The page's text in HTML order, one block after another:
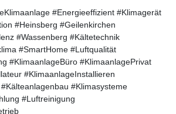
#Energieeffizient #Klimagerät
#Heinsberg #Geilenkirchen
#Wassenberg #Kältetechnik
#SmartHome #Luftqualität
#KlimaanlageBüro #KlimaanlagePrivat
#KlimaanlageInstallieren
#Klimasysteme
#Luftreinigung